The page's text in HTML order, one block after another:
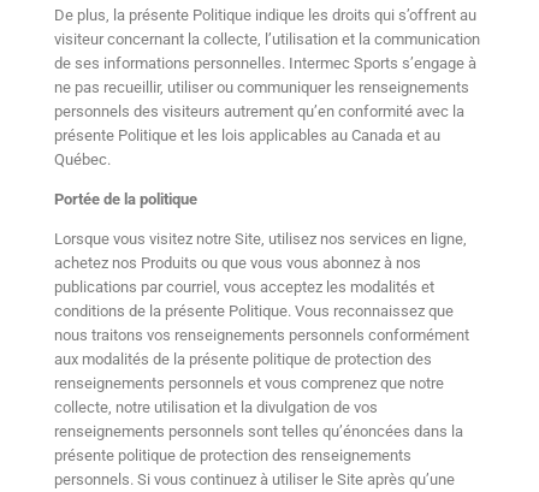
De plus, la présente Politique indique les droits qui s’offrent au
visiteur concernant la collecte, l’utilisation et la communication
de ses informations personnelles. Intermec Sports s’engage à
ne pas recueillir, utiliser ou communiquer les renseignements
personnels des visiteurs autrement qu’en conformité avec la
présente Politique et les lois applicables au Canada et au
Québec.
Portée de la politique
Lorsque vous visitez notre Site, utilisez nos services en ligne,
achetez nos Produits ou que vous vous abonnez à nos
publications par courriel, vous acceptez les modalités et
conditions de la présente Politique. Vous reconnaissez que
nous traitons vos renseignements personnels conformément
aux modalités de la présente politique de protection des
renseignements personnels et vous comprenez que notre
collecte, notre utilisation et la divulgation de vos
renseignements personnels sont telles qu’énoncées dans la
présente politique de protection des renseignements
personnels. Si vous continuez à utiliser le Site après qu’une